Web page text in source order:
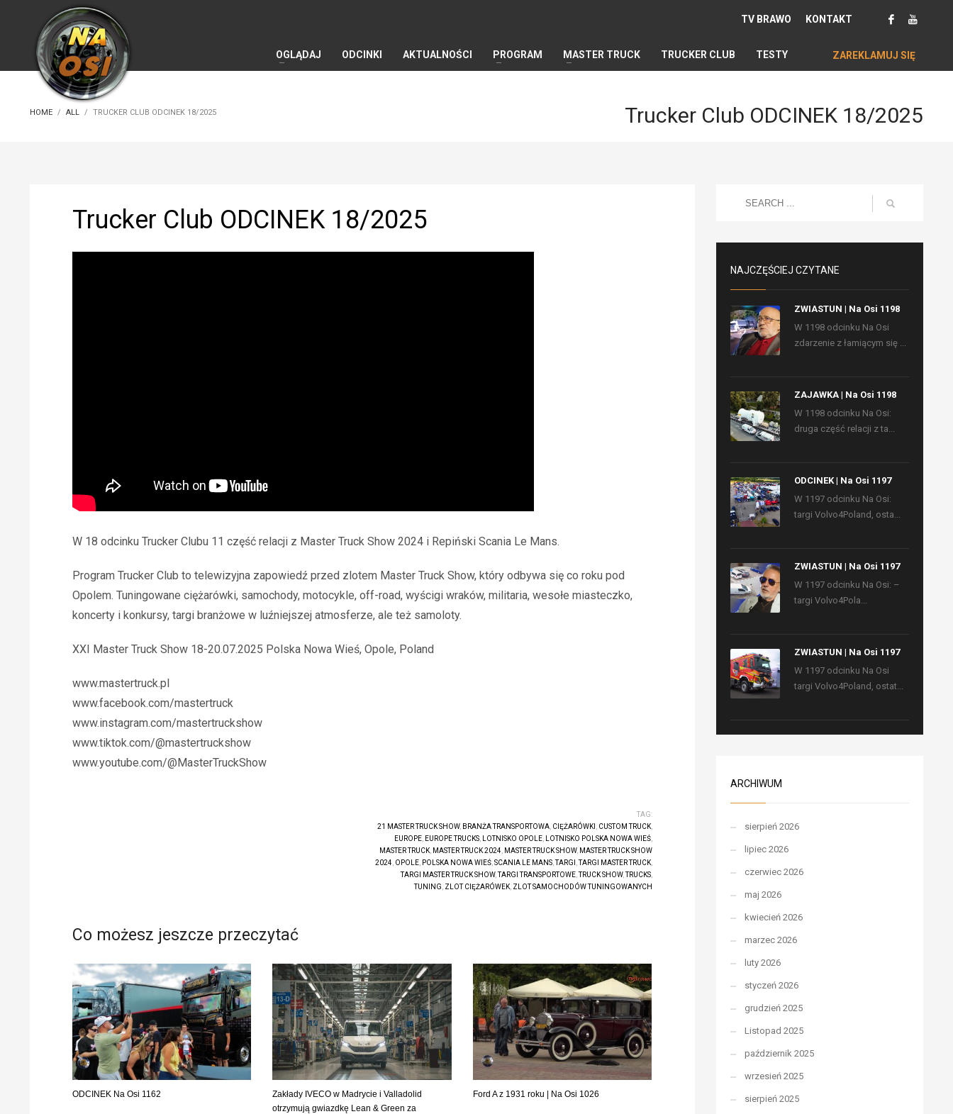
TV BRAWO KONTAKT
OGLĄDAJ ODCINKI AKTUALNOŚCI PROGRAM MASTER TRUCK TRUCKER CLUB TESTY ZAREKLAMUJ SIĘ
HOME ALL TRUCKER CLUB ODCINEK 18/2025 Trucker Club ODCINEK 18/2025
Trucker Club ODCINEK 18/2025
W 18 odcinku Trucker Clubu 11 część relacji z Master Truck Show 2024 i Repiński Scania Le Mans.
Program Trucker Club to telewizyjna zapowiedź przed zlotem Master Truck Show, który odbywa się co roku pod
Opolem. Tuningowane ciężarówki, samochody, motocykle, off-road, wyścigi wraków, militaria, wesołe miasteczko,
koncerty i konkursy, targi branżowe w luźniejszej atmosferze, ale też samoloty.
XXI Master Truck Show 18-20.07.2025 Polska Nowa Wieś, Opole, Poland
www.mastertruck.pl
www.facebook.com/mastertruck
www.instagram.com/mastertruckshow
www.tiktok.com/@mastertruckshow
www.youtube.com/@MasterTruckShow
TAG:
21 MASTER TRUCK SHOW, BRANŻA TRANSPORTOWA, CIĘŻARÓWKI CUSTOM TRUCK,
EUROPE, EUROPE TRUCKS, LOTNISKO OPOLE, LOTNISKO POLSKA NOWA WIEŚ,
MASTER TRUCK, MASTER TRUCK 2024 MASTER TRUCK SHOW, MASTER TRUCK SHOW
2024 OPOLE, POLSKA NOWA WIEŚ, SCANIA LE MANS,TARGI ,TARGI MASTER TRUCK,
TARGI MASTER TRUCK SHOW,TARGI TRANSPORTOWE,TRUCK SHOW,TRUCKS,
TUNING ZLOT CIĘŻARÓWEK, ZLOT SAMOCHODÓW TUNINGOWANYCH
Co możesz jeszcze przeczytać
ODCINEK Na Osi 1162
Zakłady IVECO w Madrycie i Valladolid
otrzymują gwiazdkę Lean & Green za
Ford A z 1931 roku | Na Osi 1026
NAJCZĘŚCIEJ CZYTANE
ZWIASTUN | Na Osi 1198
W 1198 odcinku Na Osi
zdarzenie z łamiącym się ...
ZAJAWKA | Na Osi 1198
W 1198 odcinku Na Osi:
druga część relacji z ta...
ODCINEK | Na Osi 1197
W 1197 odcinku Na Osi:
targi Volvo4Poland, osta...
ZWIASTUN | Na Osi 1197
W 1197 odcinku Na Osi: –
targi Volvo4Pola...
ZWIASTUN | Na Osi 1197
W 1197 odcinku Na Osi
targi Volvo4Poland, ostat...
ARCHIWUM
sierpień 2026
lipiec 2026
czerwiec 2026
maj 2026
kwiecień 2026
marzec 2026
luty 2026
styczeń 2026
grudzień 2025
Listopad 2025
październik 2025
wrzesień 2025
sierpień 2025